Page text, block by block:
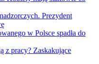
Prezydent
w Polsce spadła do
z pracy? Zaskakujące